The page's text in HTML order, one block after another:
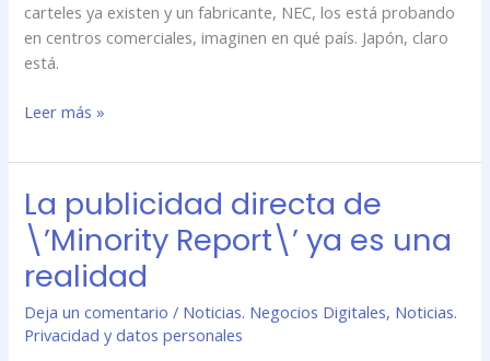
carteles ya existen y un fabricante, NEC, los está probando
en centros comerciales, imaginen en qué país. Japón, claro
está.
Leer más »
La publicidad directa de
\’Minority Report\’ ya es una
realidad
Deja un comentario / Noticias. Negocios Digitales, Noticias.
Privacidad y datos personales
La
publicidad
directa
de
Report\’
ya